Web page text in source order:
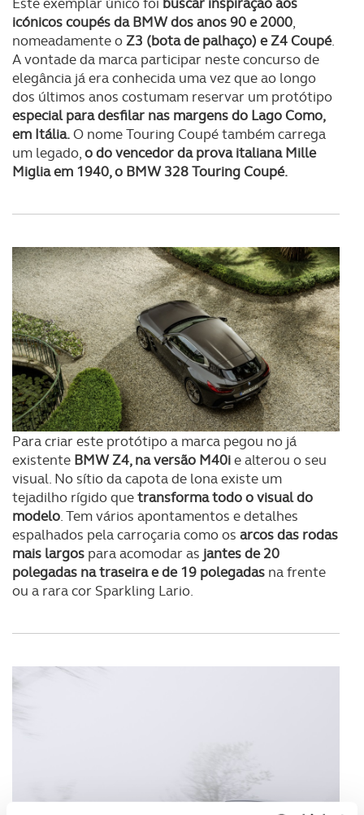
icónicos coupés da BMW dos anos 90 e 2000,
nomeadamente oZ3 (bota de palhaço) e Z4 Coupé.
A vontade da marca participar neste concurso de
elegância já era conhecida uma vez que ao longo
dos últimos anos costumam reservar um protótipo
especial para desfilar nas margens do Lago Como,
em Itália.O nome Touring Coupé também carrega
um legado,o do vencedor da prova italiana Mille
Miglia em 1940, o BMW 328 Touring Coupé.
Para criar este protótipo a marca pegou no já
existente BMW Z4, na versão M40ie alterou o seu
visual. No sítio da capota de lona existe um
tejadilho rígido quetransforma todo o visual do
modelo. Tem vários apontamentos e detalhes
espalhados pela carroçaria como os arcos das rodas
mais largos para acomodar as jantes de 20
polegadas na traseira e de 19 polegadas na frente
ou a rara cor Sparkling Lario.